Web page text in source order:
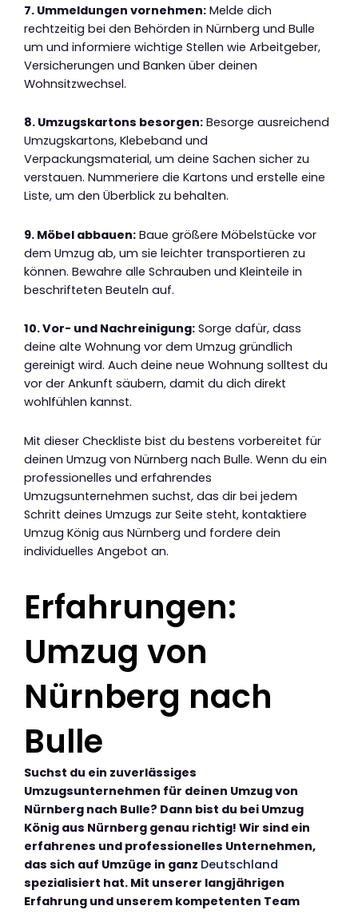
7. Ummeldungen vornehmen: Melde dich
rechtzeitig bei den Behörden in Nürnberg und Bulle
um und informiere wichtige Stellen wie Arbeitgeber,
Versicherungen und Banken über deinen
Wohnsitzwechsel.
8. Umzugskartons besorgen: Besorge ausreichend
Umzugskartons, Klebeband und
Verpackungsmaterial, um deine Sachen sicher zu
verstauen. Nummeriere die Kartons und erstelle eine
Liste, um den Überblick zu behalten.
9. Möbel abbauen: Baue größere Möbelstücke vor
dem Umzug ab, um sie leichter transportieren zu
können. Bewahre alle Schrauben und Kleinteile in
beschrifteten Beuteln auf.
10. Vor- und Nachreinigung: Sorge dafür, dass
deine alte Wohnung vor dem Umzug gründlich
gereinigt wird. Auch deine neue Wohnung solltest du
vor der Ankunft säubern, damit du dich direkt
wohlfühlen kannst.
Mit dieser Checkliste bist du bestens vorbereitet für
deinen Umzug von Nürnberg nach Bulle. Wenn du ein
professionelles und erfahrendes
Umzugsunternehmen suchst, das dir bei jedem
Schritt deines Umzugs zur Seite steht, kontaktiere
Umzug König aus Nürnberg und fordere dein
individuelles Angebot an.
Erfahrungen:
Umzug von
Nürnberg nach
Bulle
Suchst du ein zuverlässiges
Umzugsunternehmen für deinen Umzug von
Nürnberg nach Bulle? Dann bist du bei Umzug
König aus Nürnberg genau richtig! Wir sind ein
erfahrenes und professionelles Unternehmen,
das sich auf Umzüge in ganz Deutschland
spezialisiert hat. Mit unserer langjährigen
Erfahrung und unserem kompetenten Team